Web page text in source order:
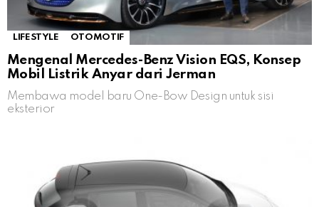
LIFESTYLE OTOMOTIF
Mengenal Mercedes-Benz Vision EQS, Konsep
Mobil Listrik Anyar dari Jerman
Membawa model baru One-Bow Design untuk sisi
eksterior